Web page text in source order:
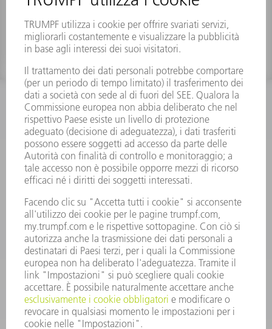
CDW W28/28°
INFORMAZIONE
Domande frequenti
Condizioni generali di contratto
CONTATTO
RICAMBI TRUMPF ITALIA
lunedì a venerdì: 08:30 – 18:00
ricambi@trumpf.com
CONTATTO
UTENSILI TRUMPF ITALIA
+39 02 48489482
lunedì a venerdì: 08:00 – 18:00
utensili@trumpf.com